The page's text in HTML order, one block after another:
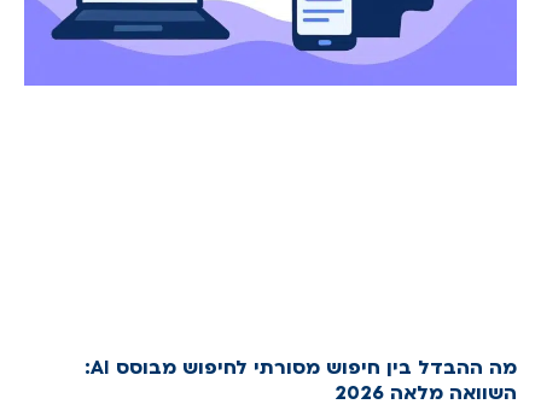
מה ההבדל בין חיפוש מסורתי לחיפוש מבוסס AI:
השוואה מלאה 2026